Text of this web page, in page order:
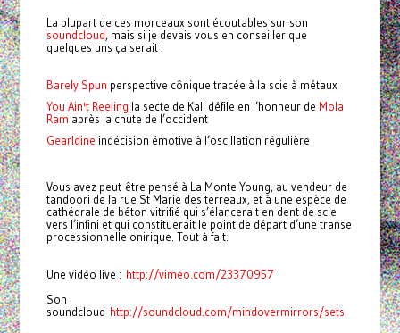
La plupart de ces morceaux sont écoutables sur son
soundcloud, mais si je devais vous en conseiller que
quelques uns ça serait :
Barely Spun perspective cônique tracée à la scie à métaux
You Ain't Reeling la secte de Kali défile en l’honneur de Mola
Ram après la chute de l’occident
Gearldine indécision émotive à l’oscillation régulière
Vous avez peut-être pensé à La Monte Young, au vendeur de
tandoori de la rue St Marie des terreaux, et à une espèce de
cathédrale de béton vitrifié qui s’élancerait en dent de scie
vers l’infini et qui constituerait le point de départ d’une transe
processionnelle onirique. Tout à fait.
Une vidéo live : http://vimeo.com/23370957
Son
soundcloud http://soundcloud.com/mindovermirrors/sets